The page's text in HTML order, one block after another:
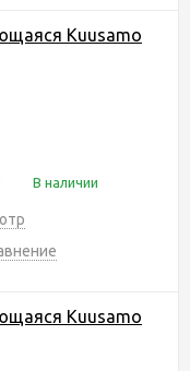
Kuusamo
В наличии
Kuusamo